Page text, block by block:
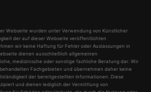
Webseite wurden unter Verwendung von Künstlicher
der auf dieser Webseite veröffentlichten
wir keine Haftung für Fehler oder Auslassungen in
dienen ausschließlich allgemeinen
medizinische oder sonstige fachliche Beratung dar. Wir
Fachgebieten und übernehmen daher keine
der bereitgestellten Informationen. Diese
und dienen lediglich der Vermittlung von